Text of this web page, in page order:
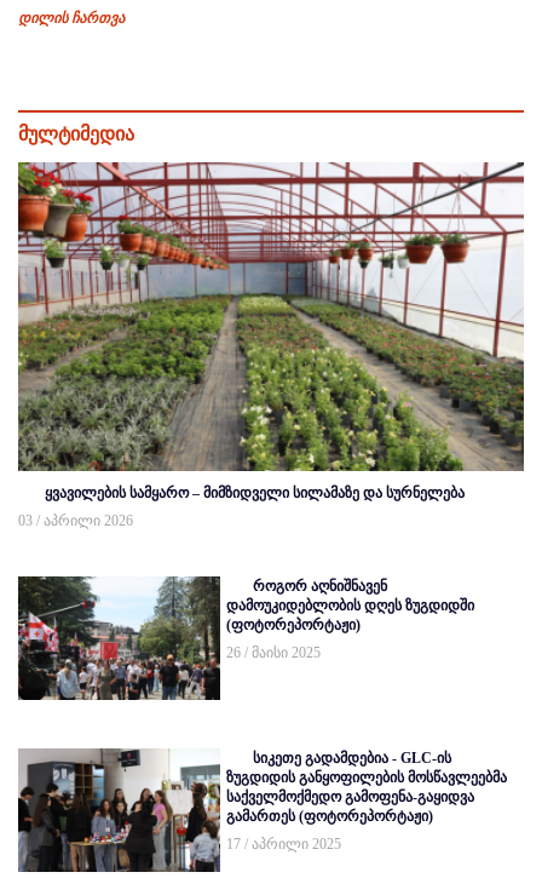
დილის ჩართვა
მულტიმედია
ყვავილების სამყარო – მიმზიდველი სილამაზე და სურნელება
03 / აპრილი 2026
როგორ აღნიშნავენ
დამოუკიდებლობის დღეს ზუგდიდში
(ფოტორეპორტაჟი)
26 / მაისი 2025
სიკეთე გადამდებია - GLC-ის
ზუგდიდის განყოფილების მოსწავლეებმა
საქველმოქმედო გამოფენა-გაყიდვა
გამართეს (ფოტორეპორტაჟი)
17 / აპრილი 2025